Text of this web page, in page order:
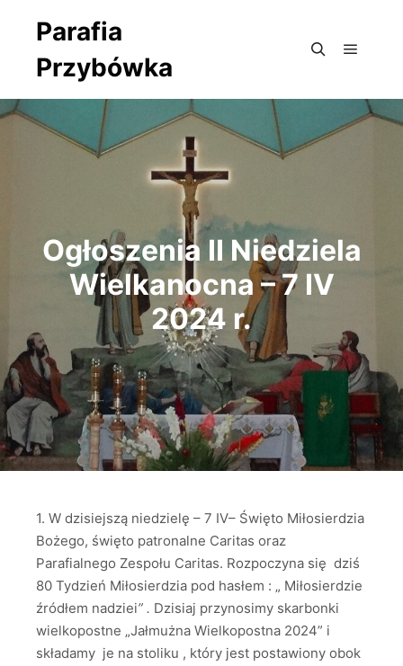
Parafia
Przybówka
Ogłoszenia II Niedziela
Wielkanocna – 7 IV
2024 r.
1. W dzisiejszą niedzielę – 7 IV– Święto Miłosierdzia
Bożego, święto patronalne Caritas oraz
Parafialnego Zespołu Caritas. Rozpoczyna się dziś
80 Tydzień Miłosierdzia pod hasłem : „ Miłosierdzie
źródłem nadziei” . Dzisiaj przynosimy skarbonki
wielkopostne „Jałmużna Wielkopostna 2024” i
składamy je na stoliku , który jest postawiony obok